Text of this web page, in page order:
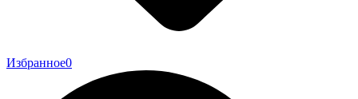
Избранное0